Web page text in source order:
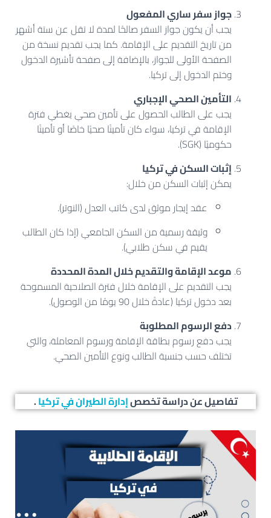
جواز سفر ساري المفعول
يجب أن يكون جواز السفر صالحًا لمدة لا تقل عن ستة أشهر
من تاريخ التقديم على الإقامة. كما يجب تقديم نسخة من
الصفحة الأولى للجواز، بالإضافة إلى صفحة تأشيرة الدخول
وختم الدخول إلى تركيا.
التأمين الصحي الإجباري
يجب على الطالب الحصول على تأمين صحي يغطي فترة
الإقامة في تركيا، سواء كان تأمينًا صحيًا خاصًا أو تأمينًا
حكوميًا (SGK).
إثبات السكن في تركيا
يمكن إثبات السكن من خلال:
عقد إيجار موثق لدى كاتب العدل (النوتر).
وثيقة رسمية من السكن الجامعي (إذا كان الطالب
يقيم في سكن طلابي).
موعد الإقامة والتقديم خلال المدة المحددة
يجب التقديم على الإقامة خلال فترة الصلاحية المسموحة
بعد دخول تركيا (عادةً خلال 90 يومًا من الوصول).
دفع الرسوم المطلوبة
يجب دفع رسوم بطاقة الإقامة ورسوم المعاملة، والتي
تختلف حسب جنسية الطالب ونوع التأمين الصحي.
تفاصيل عن دراسة تخصصإدارة الطيران في تركيا.